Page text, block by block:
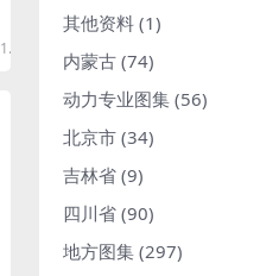
1.98
其他资料 (1)
内蒙古 (74)
动力专业图集 (56)
北京市 (34)
吉林省 (9)
四川省 (90)
地方图集 (297)